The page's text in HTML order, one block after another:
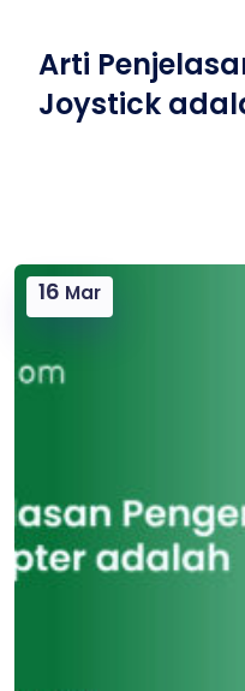
Arti
Joystick
16 Mar